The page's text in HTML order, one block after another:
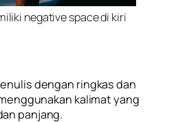
negative space di kiri
dengan ringkas dan
kalimat yang
panjang.